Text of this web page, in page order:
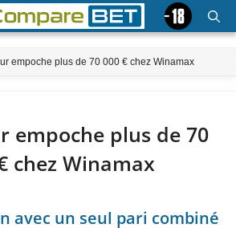
empoche plus de 70 000 € chez Winamax
empoche plus de 70
chez Winamax
avec un seul pari combiné